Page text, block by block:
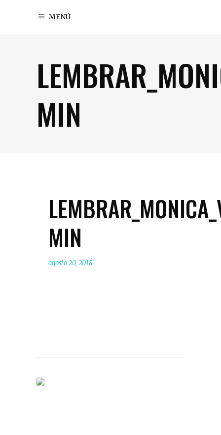
MENÚ
MIN
MIN
agosto 20, 2018